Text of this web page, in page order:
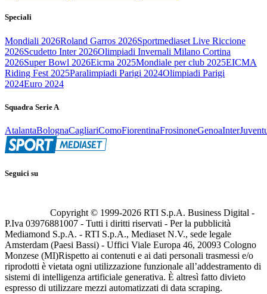
Speciali
Mondiali 2026Roland Garros 2026Sportmediaset Live Riccione
2026Scudetto Inter 2026Olimpiadi Invernali Milano Cortina
2026Super Bowl 2026Eicma 2025Mondiale per club 2025EICMA
Riding Fest 2025Paralimpiadi Parigi 2024Olimpiadi Parigi
2024Euro 2024
Squadra Serie A
AtalantaBolognaCagliariComoFiorentinaFrosinoneGenoaInter
Seguici su
Copyright © 1999-2026 RTI S.p.A. Business Digital -
P.Iva 03976881007 - Tutti i diritti riservati - Per la pubblicità
Mediamond S.p.A. - RTI S.p.A., Mediaset N.V., sede legale
Amsterdam (Paesi Bassi) - Uffici Viale Europa 46, 20093 Cologno
Monzese (MI)Rispetto ai contenuti e ai dati personali trasmessi e/o
riprodotti è vietata ogni utilizzazione funzionale all’addestramento di
sistemi di intelligenza artificiale generativa. È altresì fatto divieto
espresso di utilizzare mezzi automatizzati di data scraping.